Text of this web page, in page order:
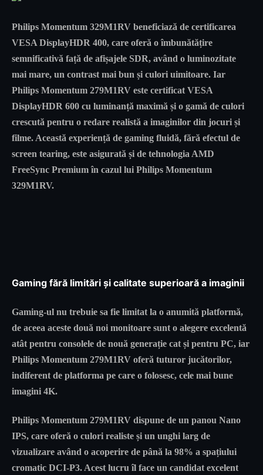
Philips Momentum 329M1RV beneficiază de certificarea
VESA DisplayHDR 400, care oferă o îmbunătățire
semnificativă față de afișajele SDR, având o luminozitate
mai mare, un contrast mai bun și culori uimitoare. Iar
Philips Momentum 279M1RV este certificat VESA
DisplayHDR 600 cu luminanță maximă și o gamă de culori
crescută pentru o redare realistă a imaginilor din jocuri și
filme. Această experiență de gaming fluidă, fără efectul de
screen tearing, este asigurată și de tehnologia AMD
FreeSync Premium în cazul lui Philips Momentum
329M1RV.
Gaming fără limitări și calitate superioară a imaginii
Gaming-ul nu trebuie sa fie limitat la o anumită platformă,
de aceea aceste două noi monitoare sunt o alegere excelentă
atât pentru consolele de nouă generație cat și pentru PC, iar
Philips Momentum 279M1RV oferă tuturor jucătorilor,
indiferent de platforma pe care o folosesc, cele mai bune
imagini 4K.
Philips Momentum 279M1RV dispune de un panou Nano
IPS, care oferă o culori realiste și un unghi larg de
vizualizare având o acoperire de până la 98% a spațiului
cromatic DCI-P3. Acest lucru îl face un candidat excelent